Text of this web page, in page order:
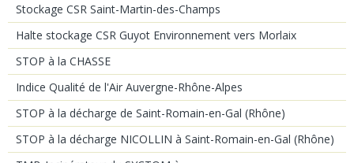
Stockage CSR Saint-Martin-des-Champs
Halte stockage CSR Guyot Environnement vers Morlaix
STOP à la CHASSE
Indice Qualité de l'Air Auvergne-Rhône-Alpes
STOP à la décharge de Saint-Romain-en-Gal (Rhône)
STOP à la décharge NICOLLIN à Saint-Romain-en-Gal (Rhône)